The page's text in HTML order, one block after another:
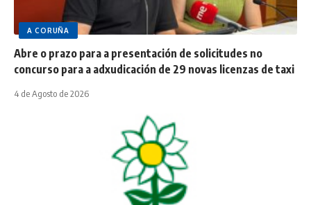
A CORUÑA
Abre o prazo para a presentación de solicitudes no
concurso para a adxudicación de 29 novas licenzas de taxi
4 de Agosto de 2026